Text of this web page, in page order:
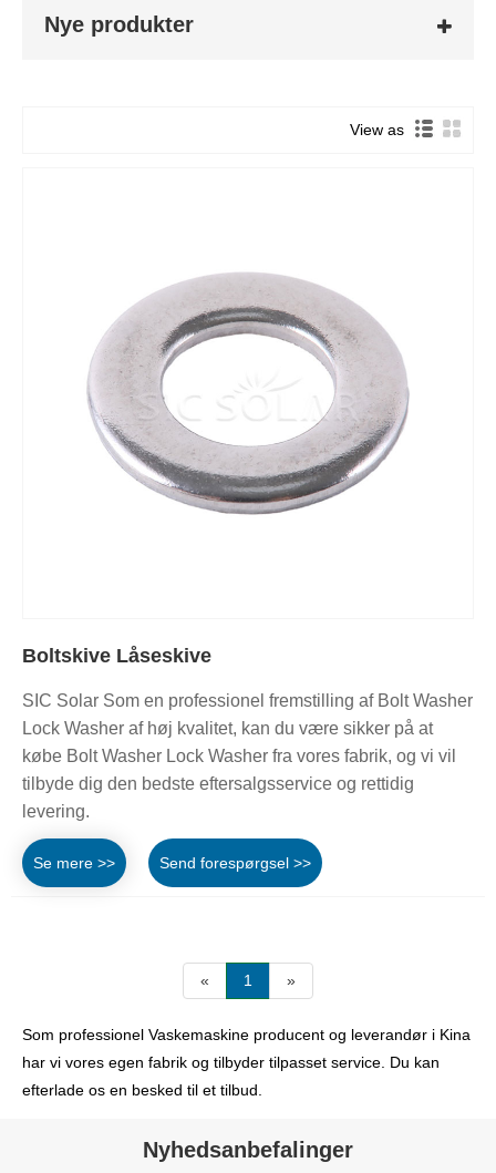
Nye produkter
View as
Boltskive Låseskive
SIC Solar Som en professionel fremstilling af Bolt Washer
Lock Washer af høj kvalitet, kan du være sikker på at
købe Bolt Washer Lock Washer fra vores fabrik, og vi vil
tilbyde dig den bedste eftersalgsservice og rettidig
levering.
Se mere >> Send forespørgsel >>
« 1 »
Som professionel Vaskemaskine producent og leverandør i Kina
har vi vores egen fabrik og tilbyder tilpasset service. Du kan
efterlade os en besked til et tilbud.
Nyhedsanbefalinger